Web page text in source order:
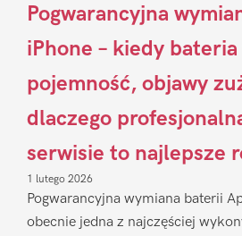
Pogwarancyjna
iPhone – kiedy
pojemność, objawy
dlaczego
serwisie to najlepsze
1 lutego 2026
Pogwarancyjna wymiana baterii
obecnie jedna z najczęściej